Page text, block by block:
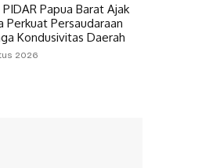
Papua Barat Ajak
Perkuat Persaudaraan
Kondusivitas Daerah
2026